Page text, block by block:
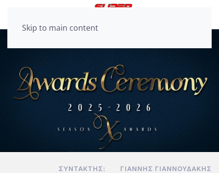
Skip to main content
ΣΥΝΤΆΚΤΗΣ: ΓΙΆΝΝΗΣ ΓΙΑΝΝΟΥΔΆΚΗΣ